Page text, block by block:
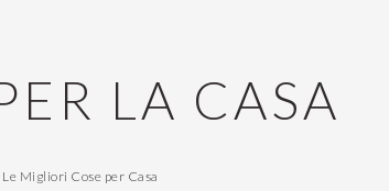
LA CASA
Le Migliori Cose per Casa